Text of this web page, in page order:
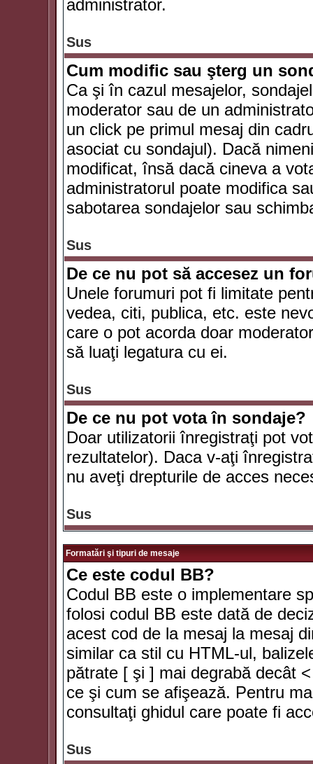
administrator.
Sus
Cum modific sau şterg un
Ca şi în cazul mesajelor,
moderator sau de un
un click pe primul mesaj din
asociat cu sondajul). Dacă
modificat, însă dacă cineva a
administratorul poate modifica
sabotarea sondajelor sau
Sus
De ce nu pot să accesez un
Unele forumuri pot fi limitate
vedea, citi, publica, etc. este
care o pot acorda doar
să luaţi legatura cu ei.
Sus
De ce nu pot vota în sondaje?
Doar utilizatorii înregistraţi pot
rezultatelor). Daca v-aţi
nu aveţi drepturile de acces
Sus
Formatări şi tipuri de mesaje
Ce este codul BB?
Codul BB este o implementare
folosi codul BB este dată de
acest cod de la mesaj la mesaj
similar ca stil cu HTML-ul,
pătrate [ şi ] mai degrabă decât
ce şi cum se afişează. Pentru
consultaţi ghidul care poate fi
Sus